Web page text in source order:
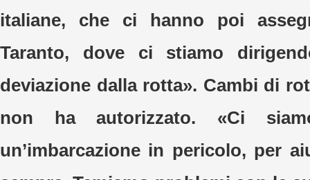
italiane, che ci hanno poi
Taranto, dove ci stiamo
deviazione dalla rotta». Cambi di
non ha autorizzato. «Ci
un’imbarcazione in pericolo, per